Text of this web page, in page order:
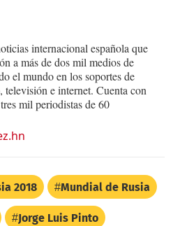
internacional española que
a más de dos mil medios de
el mundo en los soportes de
televisión e internet. Cuenta con
mil periodistas de 60
2018 Mundial de Rusia
Jorge Luis Pinto